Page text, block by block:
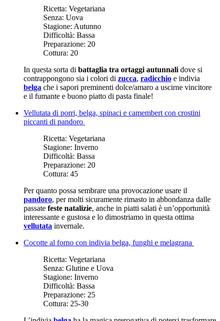
Ricetta: Vegetariana
Senza: Uova
Stagione: Autunno
Difficoltà: Bassa
Preparazione: 20
Cottura: 20
In questa sorta di battaglia tra ortaggi autunnali dove si
contrappongono sia i colori di zucca, radicchio e indivia
belga che i sapori preminenti dolce/amaro a uscirne vincitore
e il fumante e buono piatto di pasta finale!
Vellutata di porri, belga, spinaci e camembert con crostini
piccanti di pandoro
Ricetta: Vegetariana
Stagione: Inverno
Difficoltà: Bassa
Preparazione: 20
Cottura: 45
Per quanto possa sembrare una provocazione usare il
pandoro, per molti sicuramente rimasto in abbondanza dalle
passate feste natalizie, anche in piatti salati è un’opportunità
interessante e gustosa e lo dimostriamo in questa ottima
vellutata invernale.
Cocotte al forno con indivia belga, funghi e melagrana
Ricetta: Vegetariana
Senza: Glutine e Uova
Stagione: Inverno
Difficoltà: Bassa
Preparazione: 25
Cottura: 25-30